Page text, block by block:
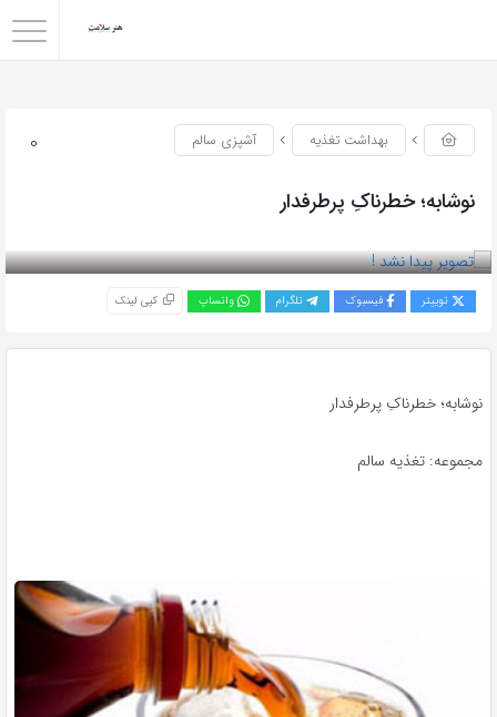
0 بهداشت تغذیه آشپزی سالم
نوشابه؛ خطرناکِ پرطرفدار
توییتر فیسبوک تلگرام واتساپ کپی لینک
نوشابه؛ خطرناکِ پرطرفدار
مجموعه: تغذیه سالم